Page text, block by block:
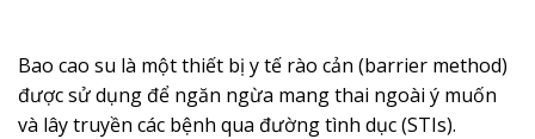
Bao cao su là một thiết bị y tế rào cản (barrier method)
được sử dụng để ngăn ngừa mang thai ngoài ý muốn
và lây truyền các bệnh qua đường tình dục (STIs).